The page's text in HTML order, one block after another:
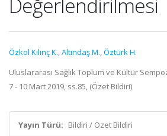
Özkol Kılınç K.,Altındaş M.,Öztürk H.
Uluslararası Sağlık Toplum ve Kültür
7 - 10 Mart 2019, ss.85, (Özet Bildiri)
Yayın Türü: Bildiri / Özet Bildiri